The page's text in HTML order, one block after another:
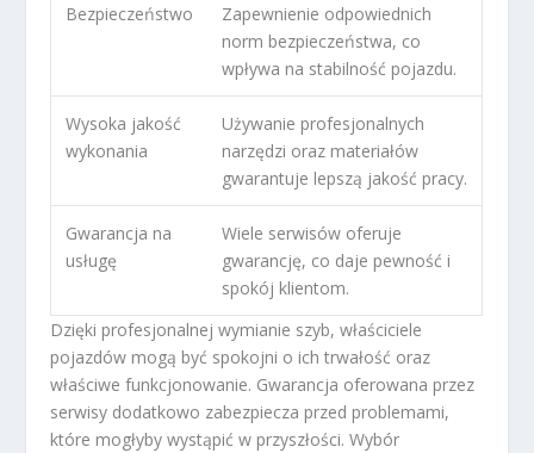
Bezpieczeństwo
Zapewnienie odpowiednich
norm bezpieczeństwa, co
wpływa na stabilność pojazdu.
Wysoka jakość
wykonania
Używanie profesjonalnych
narzędzi oraz materiałów
gwarantuje lepszą jakość pracy.
Gwarancja na
usługę
Wiele serwisów oferuje
gwarancję, co daje pewność i
spokój klientom.
Dzięki profesjonalnej wymianie szyb, właściciele
pojazdów mogą być spokojni o ich trwałość oraz
właściwe funkcjonowanie. Gwarancja oferowana przez
serwisy dodatkowo zabezpiecza przed problemami,
które mogłyby wystąpić w przyszłości. Wybór